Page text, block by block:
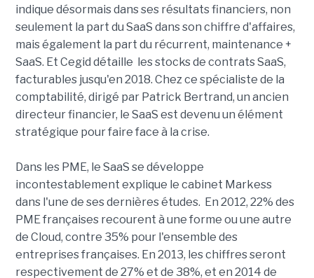
indique désormais dans ses résultats financiers, non
seulement la part du SaaS dans son chiffre d'affaires,
mais également la part du récurrent, maintenance +
SaaS. Et Cegid détaille les stocks de contrats SaaS,
facturables jusqu'en 2018. Chez ce spécialiste de la
comptabilité, dirigé par Patrick Bertrand, un ancien
directeur financier, le SaaS est devenu un élément
stratégique pour faire face à la crise.
Dans les PME, le SaaS se développe
incontestablement explique le cabinet Markess
dans l'une de ses dernières études. En 2012, 22% des
PME françaises recourent à une forme ou une autre
de Cloud, contre 35% pour l'ensemble des
entreprises françaises. En 2013, les chiffres seront
respectivement de 27% et de 38%, et en 2014 de